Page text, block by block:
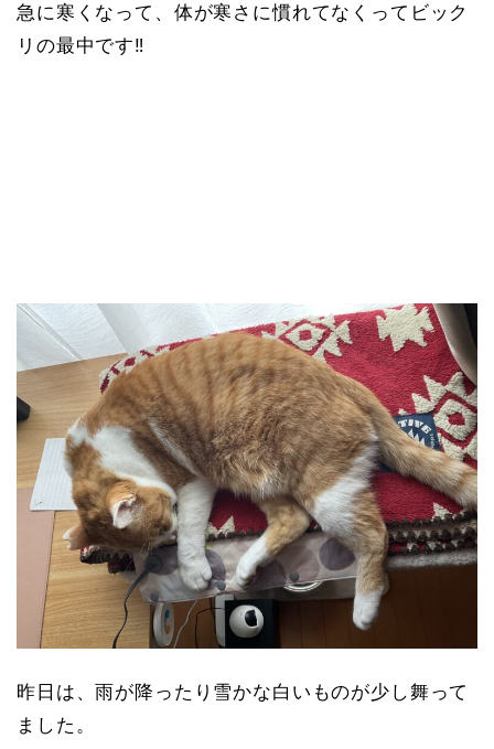
急に寒くなって、体が寒さに慣れてなくってビック
リの最中です‼︎
昨日は、雨が降ったり雪かな白いものが少し舞って
ました。